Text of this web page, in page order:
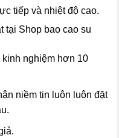
tiếp và nhiệt độ cao.
tại Shop bao cao su
kinh nghiệm hơn 10
niềm tin luôn luôn đặt